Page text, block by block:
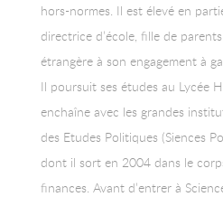
hors-normes. Il est élevé en
directrice d’école, fille de
étrangère à son engagement à
Il poursuit ses études au Lycée
enchaîne avec les grandes
des Etudes Politiques (Siences
dont il sort en 2004 dans le
finances. Avant d’entrer à